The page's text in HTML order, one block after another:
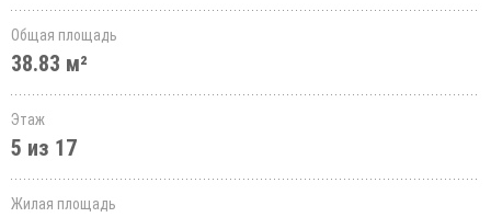
Общая площадь
38.83 м²
Этаж
5 из 17
Жилая площадь